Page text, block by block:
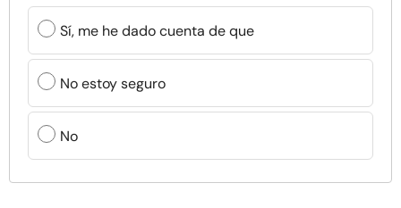
Sí, me he dado cuenta de que
No estoy seguro
No